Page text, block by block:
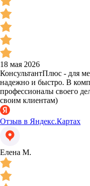
18 мая 2026
КонсультантПлюс - для
надежно и быстро. В
профессионалы своего
своим клиентам)
Отзыв в Яндекс.Картах
Елена М.